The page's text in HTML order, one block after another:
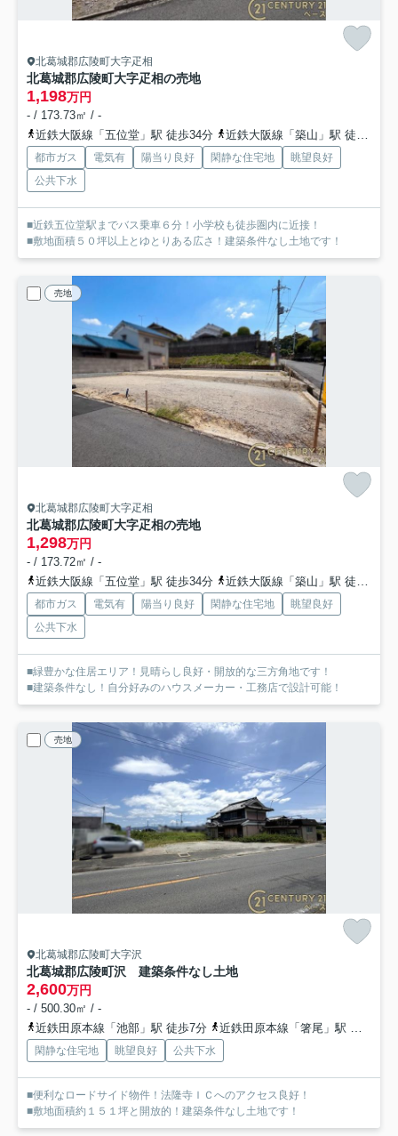
北葛城郡広陵町大字疋相
北葛城郡広陵町大字疋相の売地
1,198万円
- / 173.73㎡ / -
近鉄大阪線「五位堂」駅 徒歩34分
近鉄大阪線「築山」駅 徒歩30分
都市ガス 電気有 陽当り良好 閑静な住宅地
眺望良好
公共下水
■近鉄五位堂駅までバス乗車６分！小学校も徒歩圏内に近接！
■敷地面積５０坪以上とゆとりある広さ！建築条件なし土地です！
売地
北葛城郡広陵町大字疋相
北葛城郡広陵町大字疋相の売地
1,298万円
- / 173.72㎡ / -
近鉄大阪線「五位堂」駅 徒歩34分
近鉄大阪線「築山」駅 徒歩30分
都市ガス 電気有 陽当り良好 閑静な住宅地
眺望良好
公共下水
■緑豊かな住居エリア！見晴らし良好・開放的な三方角地です！
■建築条件なし！自分好みのハウスメーカー・工務店で設計可能！
売地
北葛城郡広陵町大字沢
北葛城郡広陵町沢 建築条件なし土地
2,600万円
- / 500.30㎡ / -
近鉄田原本線「池部」駅 徒歩7分
近鉄田原本線「箸尾」駅 徒歩19分
閑静な住宅地 眺望良好 公共下水
■便利なロードサイド物件！法隆寺ＩＣへのアクセス良好！
■敷地面積約１５１坪と開放的！建築条件なし土地です！